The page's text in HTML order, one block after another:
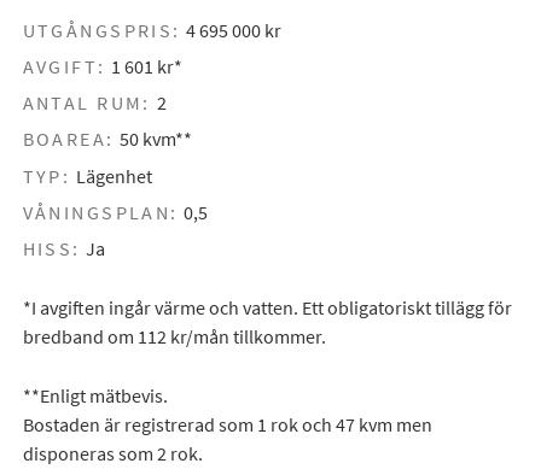
UTGÅNGSPRIS: 4 695 000 kr
AVGIFT: 1 601 kr*
ANTAL RUM: 2
BOAREA: 50 kvm**
TYP: Lägenhet
VÅNINGSPLAN: 0,5
HISS: Ja
*I avgiften ingår värme och vatten. Ett obligatoriskt tillägg för
bredband om 112 kr/mån tillkommer.
**Enligt mätbevis.
Bostaden är registrerad som 1 rok och 47 kvm men
disponeras som 2 rok.